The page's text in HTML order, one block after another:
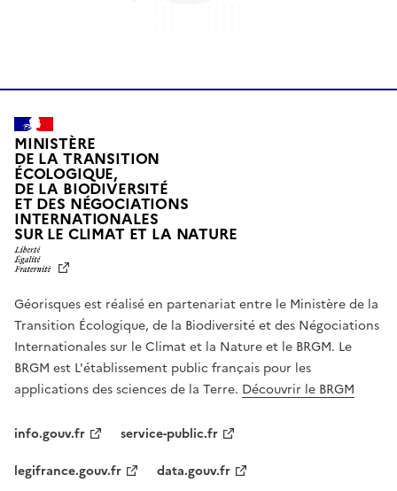
MINISTÈRE
DE LA TRANSITION
ÉCOLOGIQUE,
DE LA BIODIVERSITÉ
ET DES NÉGOCIATIONS
INTERNATIONALES
SUR LE CLIMAT ET LA NATUREL
T
É
,
É
G
A
L
F
Géorisques est réalisé en partenariat entre le Ministère de la
Transition Écologique, de la Biodiversité et des Négociations
Internationales sur le Climat et la Nature et le BRGM. Le
BRGM est L'établissement public français pour les
applications des sciences de la Terre. Découvrir le BRGM
info.gouv.fr
service-public.fr
legifrance.gouv.fr
data.gouv.fr